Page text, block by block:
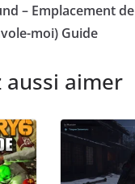
– Emplacement de
moi) Guide
aussi aimer